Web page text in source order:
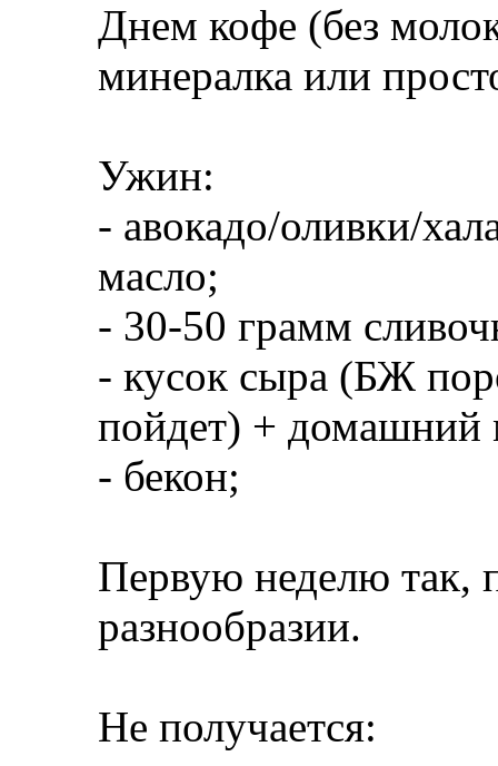
Днем кофе (без
минералка или
Ужин:
- авокадо/оливки/
масло;
- 30-50 грамм
- кусок сыра (БЖ
пойдет) + домашний
- бекон;
Первую неделю так,
разнообразии.
Не получается: